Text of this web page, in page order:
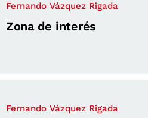
Fernando Vázquez Rigada
Zona de interés
Fernando Vázquez Rigada